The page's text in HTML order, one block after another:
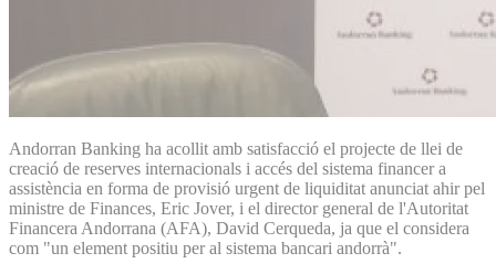
Andorran Banking ha acollit amb satisfacció el projecte de llei de
creació de reserves internacionals i accés del sistema financer a
assistència en forma de provisió urgent de liquiditat anunciat ahir pel
ministre de Finances, Eric Jover, i el director general de l'Autoritat
Financera Andorrana (AFA), David Cerqueda, ja que el considera
com "un element positiu per al sistema bancari andorrà".